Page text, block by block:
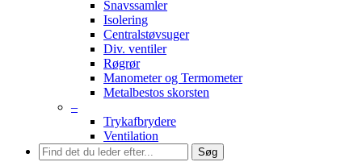
Snavssamler
Isolering
Centralstøvsuger
Div. ventiler
Røgrør
Manometer og Termometer
Metalbestos skorsten
–
Trykafbrydere
Ventilation
Søg